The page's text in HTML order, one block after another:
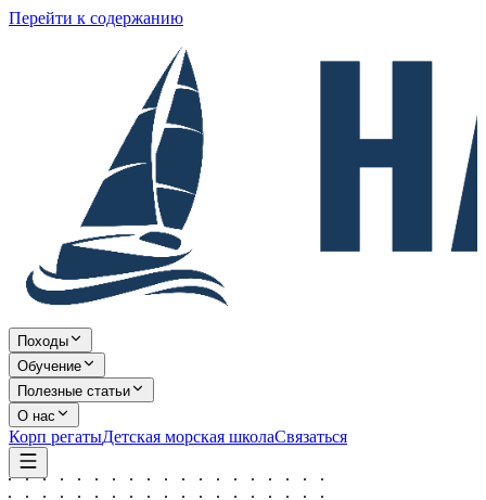
Перейти к содержанию
Походы
Обучение
Полезные статьи
О нас
Корп регатыДетская морская школаСвязаться